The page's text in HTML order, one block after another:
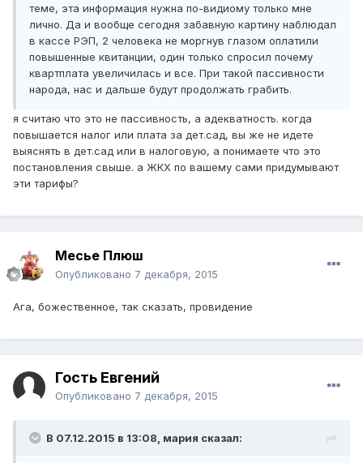
теме, эта информация нужна по-видиому только мне
лично. Да и вообще сегодня забавную картину наблюдал
в кассе РЭП, 2 человека не моргнув глазом оплатили
повышенные квитанции, один только спросил почему
квартплата увеличилась и все. При такой пассивности
народа, нас и дальше будут продолжать грабить.
я считаю что это не пассивность, а адекватность. когда
повышается налог или плата за дет.сад, вы же не идете
выяснять в дет.сад или в налоговую, а понимаете что это
постановления свыше. а ЖКХ по вашему сами придумывают
эти тарифы?
Месье Плюш
Опубликовано 7 декабря, 2015
Ага, божественное, так сказать, провидение
Гость Евгений
Опубликовано 7 декабря, 2015
В 07.12.2015 в 13:08, мария сказал: